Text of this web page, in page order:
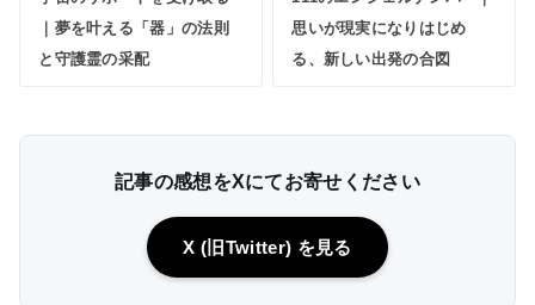
｜夢を叶える「器」の法則
と守護霊の采配
思いが現実になりはじめ
る、新しい出発の合図
記事の感想をXにてお寄せください
X (旧Twitter) を見る